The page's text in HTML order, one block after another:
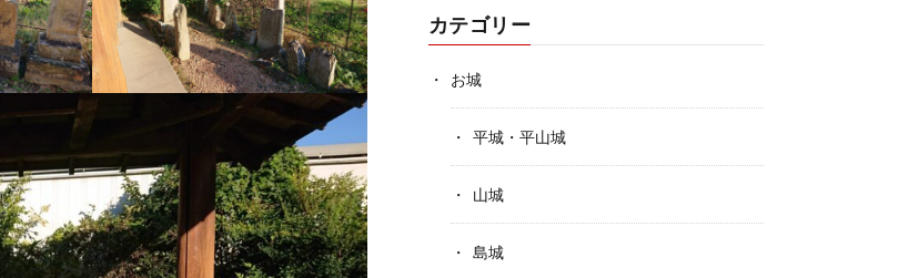
カテゴリー
お城
平城・平山城
山城
島城